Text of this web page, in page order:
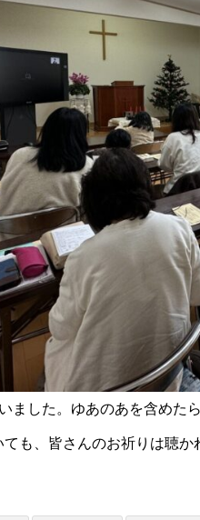
ました。ゆあのあを含めた
も、皆さんのお祈りは聴か